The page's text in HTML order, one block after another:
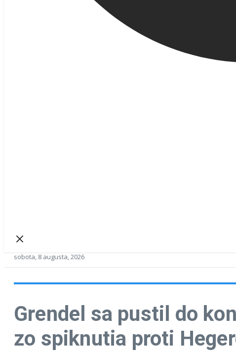
sobota, 8 augusta, 2026
Grendel sa pustil do
zo spiknutia proti